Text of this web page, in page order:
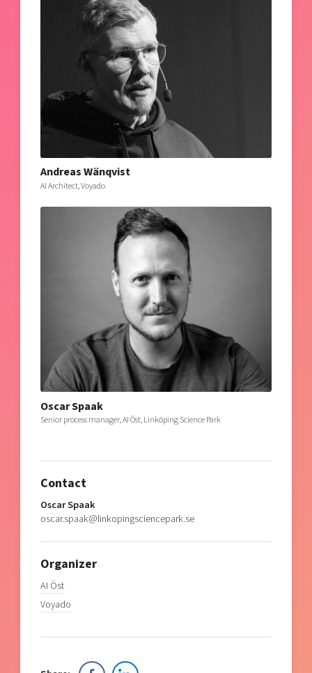
Andreas Wänqvist
AI Architect, Voyado
Oscar Spaak
Senior process manager, AI Öst, Linköping Science Park
Contact
Oscar Spaak
oscar.spaak@linkopingsciencepark.se
Organizer
AI Öst
Voyado